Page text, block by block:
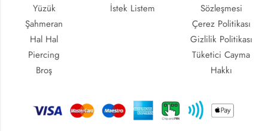
Yüzük
Şahmeran
Hal Hal
Piercing
Broş
İstek Listem
Sözleşmesi
Çerez Politikası
Gizlilik Politikası
Tüketici Cayma
Hakkı